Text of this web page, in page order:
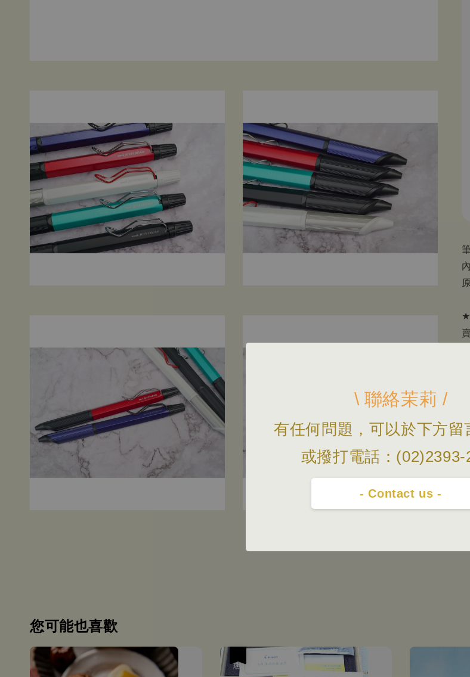
\ 聯絡茉莉 /
有任何問題，可以於下方留
或撥打電話：(02)2393-
- Contact us -
您可能也喜歡